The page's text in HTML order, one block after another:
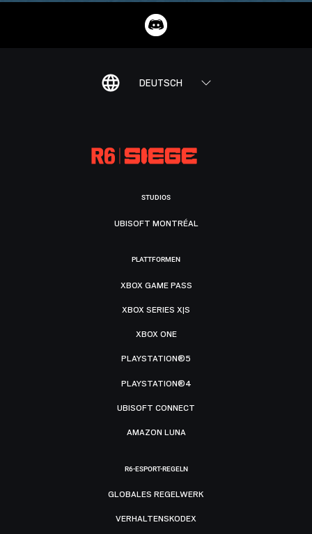
DEUTSCH
STUDIOS
UBISOFT MONTRÉAL
PLATTFORMEN
XBOX GAME PASS
XBOX SERIES X|S
XBOX ONE
PLAYSTATION®5
PLAYSTATION®4
UBISOFT CONNECT
AMAZON LUNA
R6-ESPORT-REGELN
GLOBALES REGELWERK
VERHALTENSKODEX